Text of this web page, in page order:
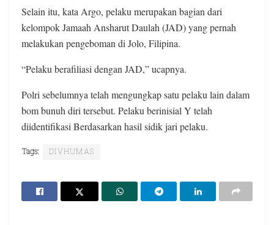
Selain itu, kata Argo, pelaku merupakan bagian dari
kelompok Jamaah Ansharut Daulah (JAD) yang pernah
melakukan pengeboman di Jolo, Filipina.
“Pelaku berafiliasi dengan JAD,” ucapnya.
Polri sebelumnya telah mengungkap satu pelaku lain dalam
bom bunuh diri tersebut. Pelaku berinisial Y telah
diidentifikasi Berdasarkan hasil sidik jari pelaku.
Tags: DIVHUMAS